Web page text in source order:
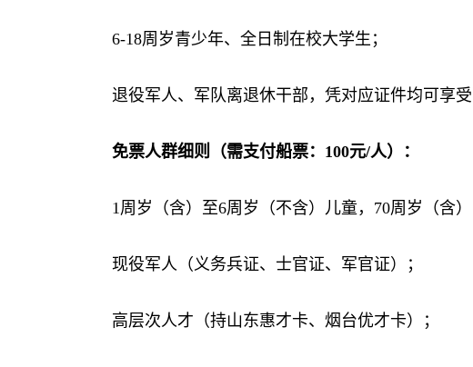
6-18周岁青少年、全日制在校大学生；
退役军人、军队离退休干部，凭对应证件均可享受
免票人群细则（需支付船票：100元/人）：
1周岁（含）至6周岁（不含）儿童，70周岁（含）
现役军人（义务兵证、士官证、军官证）；
高层次人才（持山东惠才卡、烟台优才卡）；